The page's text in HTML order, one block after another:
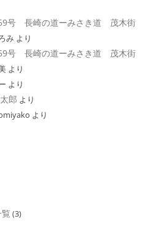
号 長崎の道ーみさき道 茂木街
み より
号 長崎の道ーみさき道 茂木街
より
より
郎 より
より
(3)